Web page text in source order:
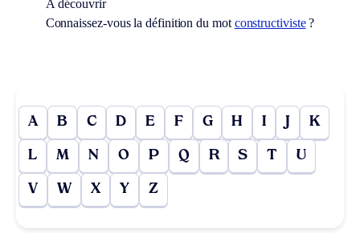
À découvrir
Connaissez-vous la définition du mot constructiviste?
A B C D E F G H I J K
L M N O P Q R S T U
V W X Y Z